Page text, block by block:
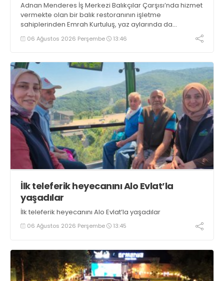
Adnan Menderes İş Merkezi Balıkçılar Çarşısı’nda hizmet
vermekte olan bir balık restoranının işletme
sahiplerinden Emrah Kurtuluş, yaz aylarında da
tezgahlarda taze balık bulunduğunu ifade ederek “Yıl
boyunca tezgahlarda taze balık bulmak mümkün
06 Ağustos 2026 Perşembe 13:46
İlk teleferik heyecanını Alo Evlat’la
yaşadılar
İlk teleferik heyecanını Alo Evlat’la yaşadılar
06 Ağustos 2026 Perşembe 13:45